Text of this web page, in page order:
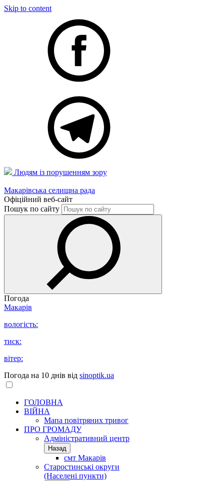
Skip to content
Людям із порушенням зору
Макарівська селищна рада
Офіційний веб-сайт
Пошук по сайту
Погода
Макарів
вологість:
тиск:
вітер:
Погода на 10 днів від sinoptik.ua
ГОЛОВНА
ВІЙНА
Мапа повітряних тривог
ПРО ГРОМАДУ
Aдміністративний центр
Назад
смт Макарів
Старостинські округи
(Населені пункти)